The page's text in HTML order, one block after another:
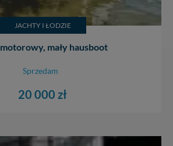
JACHTY I ŁODZIE
mały hausboot
Sprzedam
20 000 zł